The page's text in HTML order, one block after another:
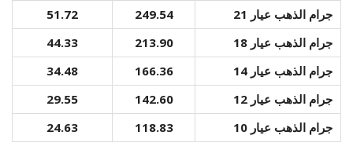
جرام الذهب عيار 21
249.54
51.72
جرام الذهب عيار 18
213.90
44.33
جرام الذهب عيار 14
166.36
34.48
جرام الذهب عيار 12
142.60
29.55
جرام الذهب عيار 10
118.83
24.63